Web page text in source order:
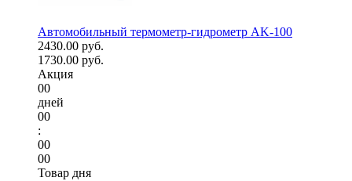
Автомобильный термометр-гидрометр AK-100
2430.00 руб.
1730.00 руб.
Акция
00
дней
00
:
00
00
Товар дня